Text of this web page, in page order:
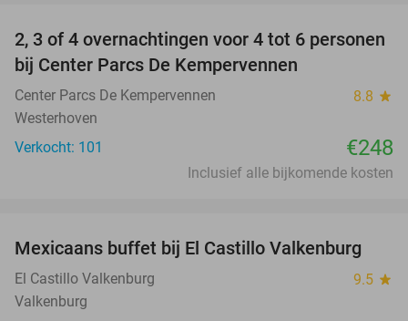
2, 3 of 4 overnachtingen voor 4 tot 6 personen
bij Center Parcs De Kempervennen
Center Parcs De Kempervennen 8.8 star
Westerhoven
Verkocht: 101
€248
Inclusief alle bijkomende kosten
24%
Mexicaans buffet bij El Castillo Valkenburg
El Castillo Valkenburg 9.5 star
Valkenburg